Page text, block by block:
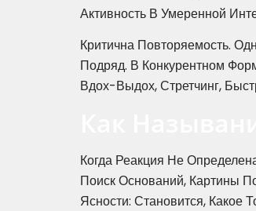
Активность В Умеренной
Критична Повторяемость.
Подряд. В Конкурентном
Вдох-Выдох, Стретчинг,
Когда Реакция Не
Поиск Оснований, Картины
Ясности: Становится, Какое